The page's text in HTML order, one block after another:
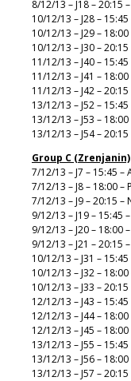
8/12/13 – J18 – 20:15
10/12/13 – J28 –
10/12/13 – J29 –
10/12/13 – J30 –
11/12/13 – J40 –
11/12/13 – J41 –
11/12/13 – J42 –
13/12/13 – J52 –
13/12/13 – J53 –
13/12/13 – J54 –
Group C (Zrenjanin)
7/12/13 – J7 – 15:45
7/12/13 – J8 – 18:00 –
7/12/13 – J9 – 20:15 –
9/12/13 – J19 – 15:45
9/12/13 – J20 – 18:00
9/12/13 – J21 – 20:15
10/12/13 – J31 –
10/12/13 – J32 –
10/12/13 – J33 –
12/12/13 – J43 –
12/12/13 – J44 –
12/12/13 – J45 –
13/12/13 – J55 –
13/12/13 – J56 –
13/12/13 – J57 –